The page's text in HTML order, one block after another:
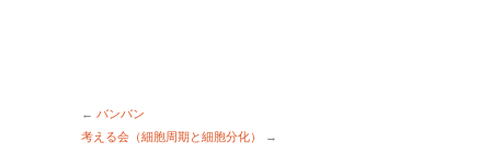
← バンバン
考える会（細胞周期と細胞分化）
→